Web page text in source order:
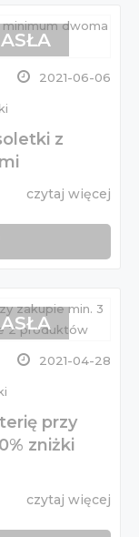
2021-06-06
z
czytaj więcej
2021-04-28
przy
zniżki
czytaj więcej